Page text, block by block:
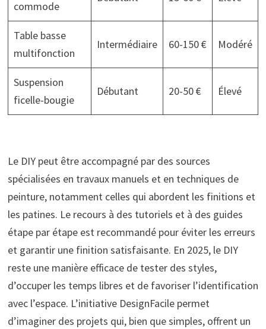
commode
Table basse
multifonction
Intermédiaire 60-150 € Modéré
Suspension
ficelle-bougie
Débutant 20-50 € Élevé
Le DIY peut être accompagné par des sources
spécialisées en travaux manuels et en techniques de
peinture, notamment celles qui abordent les finitions et
les patines. Le recours à des tutoriels et à des guides
étape par étape est recommandé pour éviter les erreurs
et garantir une finition satisfaisante. En 2025, le DIY
reste une manière efficace de tester des styles,
d’occuper les temps libres et de favoriser l’identification
avec l’espace. L’initiative DesignFacile permet
d’imaginer des projets qui, bien que simples, offrent un